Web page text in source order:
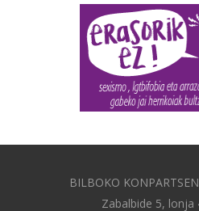
BILBOKO
Zabalbide 5, lonja